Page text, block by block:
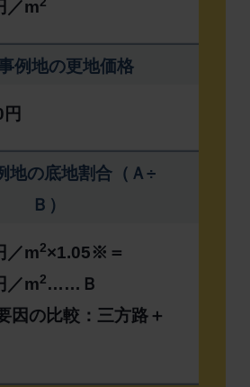
／m
例地の更地価格
地の底地割合（Ａ÷
Ｂ）
／m2×1.05※＝
／m2……Ｂ
因の比較：三方路＋